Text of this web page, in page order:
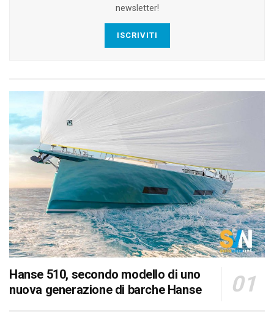
newsletter!
ISCRIVITI
Hanse 510, secondo modello di uno
nuova generazione di barche Hanse